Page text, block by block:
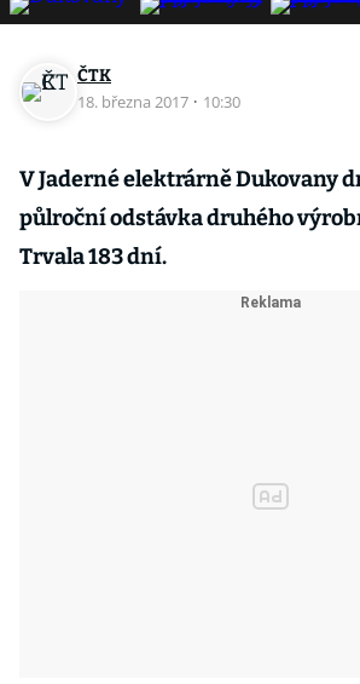
ČTK
18. března 2017 · 10:30
V Jaderné elektrárně Dukovany
půlroční odstávka druhého
Trvala 183 dní.